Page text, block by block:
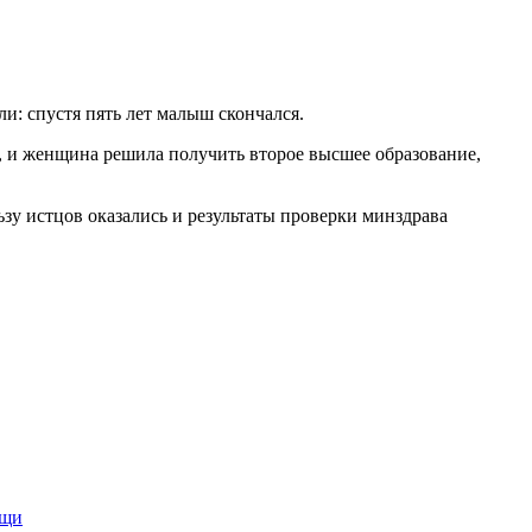
спустя пять лет малыш скончался.
женщина решила получить второе высшее образование,
оказались и результаты проверки минздрава